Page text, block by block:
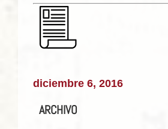
diciembre 6, 2016
ARCHIVO